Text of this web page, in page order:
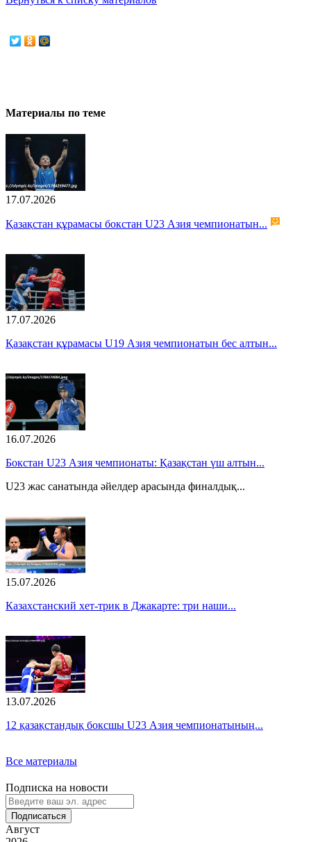
Материалы по теме
17.07.2026
Қазақстан құрамасы бокстан U23 Азия чемпионатын...
17.07.2026
Қазақстан құрамасы U19 Азия чемпионатын бес алтын...
16.07.2026
Бокстан U23 Азия чемпионаты: Қазақстан үш алтын...
U23 жас санатында әйелдер арасында финалдық...
15.07.2026
Казахстанский хет-трик в Джакарте: три наши...
13.07.2026
12 қазақстандық боксшы U23 Азия чемпионатының...
Все материалы
Подписка на новости
Подписаться
Август